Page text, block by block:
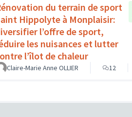
du terrain de sport
Hippolyte à Monplaisir:
l’offre de sport,
les nuisances et lutter
l’îlot de chaleur
Claire-Marie Anne OLLIER 12